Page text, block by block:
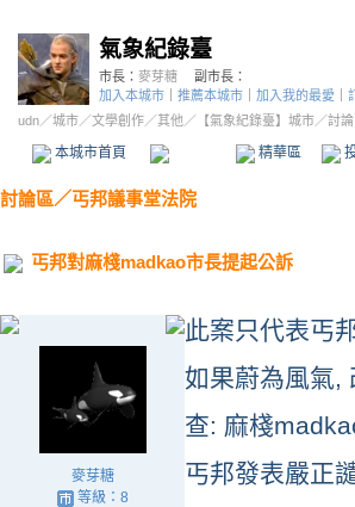
氣象紀錄臺
市長： 麥芽糖
副市長：
加入本城市
推薦本城市 加入我的最愛
udn／城市／文學創作／其他 ／ 【氣象紀錄臺】城市／討
本城市首頁 精華區
討論區／丐邦議事堂法院
丐邦對麻棧madkao市長提起公訴
麥芽糖
等級：8
此案只代表丐
如果蔚為風氣,
查: 麻棧
丐邦發表嚴正